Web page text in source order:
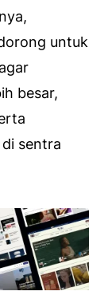
untuk
besar,
sentra